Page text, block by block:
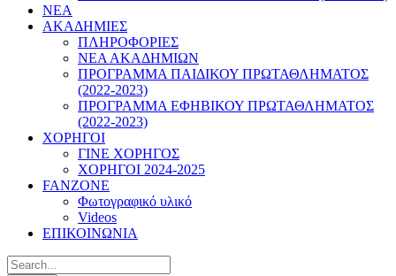
ΝΕΑ
ΑΚΑΔΗΜΙΕΣ
ΠΛΗΡΟΦΟΡΙΕΣ
ΝΕΑ ΑΚΑΔΗΜΙΩΝ
ΠΡΟΓΡΑΜΜΑ ΠΑΙΔΙΚΟΥ ΠΡΩΤΑΘΛΗΜΑΤΟΣ
(2022-2023)
ΠΡΟΓΡΑΜΜΑ ΕΦΗΒΙΚΟΥ ΠΡΩΤΑΘΛΗΜΑΤΟΣ
(2022-2023)
ΧΟΡΗΓΟΙ
ΓΙΝΕ ΧΟΡΗΓΟΣ
ΧΟΡΗΓΟΙ 2024-2025
FANZONE
Φωτογραφικό υλικό
Videos
ΕΠΙΚΟΙΝΩΝΙΑ